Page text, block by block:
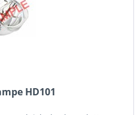
HD101